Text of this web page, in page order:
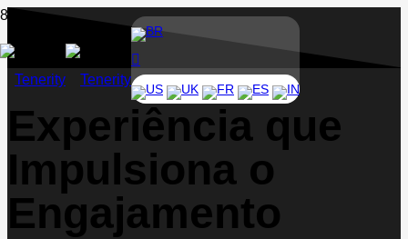
BR
US UK FR ES IN
Experiência que
Impulsiona o
Engajamento